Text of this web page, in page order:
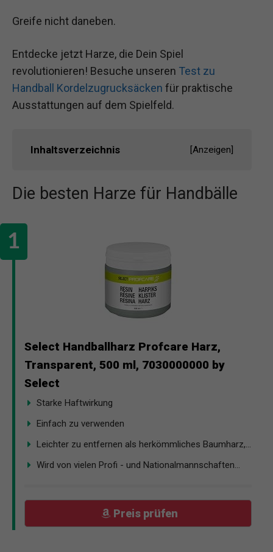
Greife nicht daneben.
Entdecke jetzt Harze, die Dein Spiel
revolutionieren! Besuche unseren Test zu
Handball Kordelzugrucksäcken für praktische
Ausstattungen auf dem Spielfeld.
Inhaltsverzeichnis [Anzeigen]
Die besten Harze für Handbälle
Select Handballharz Profcare Harz,
Transparent, 500 ml, 7030000000 by
Select
Starke Haftwirkung
Einfach zu verwenden
Leichter zu entfernen als herkömmliches Baumharz,...
Wird von vielen Profi - und Nationalmannschaften...
Preis prüfen